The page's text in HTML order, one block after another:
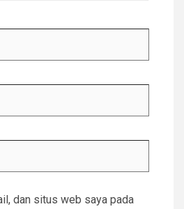
dan situs web saya pada